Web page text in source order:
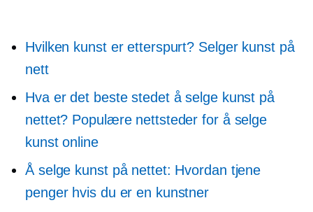
Hvilken kunst er etterspurt? Selger kunst på
nett
Hva er det beste stedet å selge kunst på
nettet? Populære nettsteder for å selge
kunst online
Å selge kunst på nettet: Hvordan tjene
penger hvis du er en kunstner